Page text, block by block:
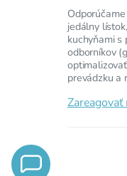
jedálny
kuchyňami s
odborníkov
prevádzku a